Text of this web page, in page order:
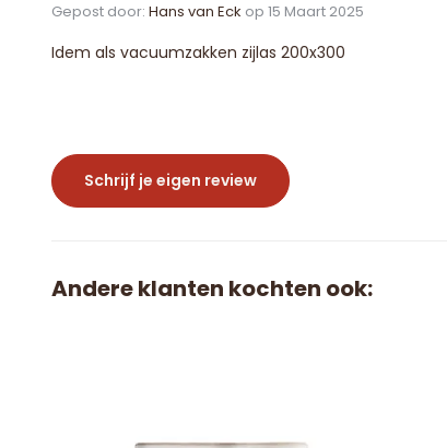
Gepost door: Hans van Eck op 15 Maart 2025
Idem als vacuumzakken zijlas 200x300
Schrijf je eigen review
Andere klanten kochten ook: